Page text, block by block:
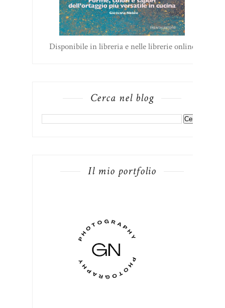
Disponibile in libreria e nelle librerie online
Cerca nel blog
Il mio portfolio